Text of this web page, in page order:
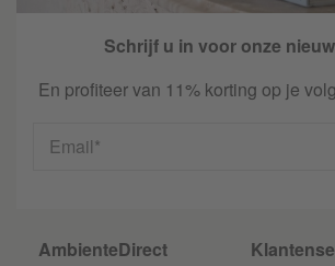
Schrijf u in voor onze
En profiteer van 11% korting op je
Email*
AmbienteDirect